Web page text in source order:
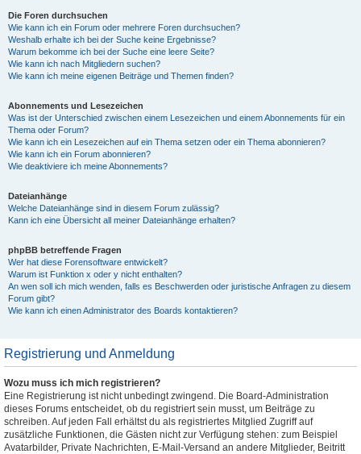
Die Foren durchsuchen
Wie kann ich ein Forum oder mehrere Foren durchsuchen?
Weshalb erhalte ich bei der Suche keine Ergebnisse?
Warum bekomme ich bei der Suche eine leere Seite?
Wie kann ich nach Mitgliedern suchen?
Wie kann ich meine eigenen Beiträge und Themen finden?
Abonnements und Lesezeichen
Was ist der Unterschied zwischen einem Lesezeichen und einem Abonnements für ein
Thema oder Forum?
Wie kann ich ein Lesezeichen auf ein Thema setzen oder ein Thema abonnieren?
Wie kann ich ein Forum abonnieren?
Wie deaktiviere ich meine Abonnements?
Dateianhänge
Welche Dateianhänge sind in diesem Forum zulässig?
Kann ich eine Übersicht all meiner Dateianhänge erhalten?
phpBB betreffende Fragen
Wer hat diese Forensoftware entwickelt?
Warum ist Funktion x oder y nicht enthalten?
An wen soll ich mich wenden, falls es Beschwerden oder juristische Anfragen zu diesem
Forum gibt?
Wie kann ich einen Administrator des Boards kontaktieren?
Registrierung und Anmeldung
Wozu muss ich mich registrieren?
Eine Registrierung ist nicht unbedingt zwingend. Die Board-Administration
dieses Forums entscheidet, ob du registriert sein musst, um Beiträge zu
schreiben. Auf jeden Fall erhältst du als registriertes Mitglied Zugriff auf
zusätzliche Funktionen, die Gästen nicht zur Verfügung stehen: zum Beispiel
Avatarbilder, Private Nachrichten, E-Mail-Versand an andere Mitglieder, Beitritt